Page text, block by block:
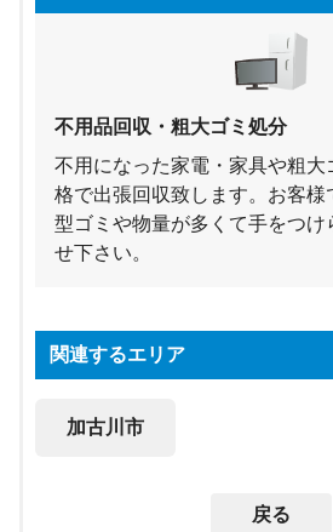
不用品回収・粗大ゴミ処分
不用になった家電・家具や粗大
格で出張回収致します。お客様
型ゴミや物量が多くて手をつけ
せ下さい。
関連するエリア
加古川市
戻る